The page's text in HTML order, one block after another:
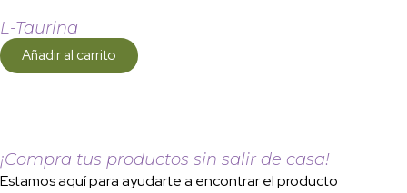
L-Taurina
Añadir al carrito
¡Compra tus productos sin salir de casa!
Estamos aquí para ayudarte a encontrar el producto